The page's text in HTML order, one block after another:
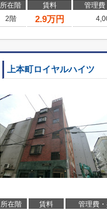
所在階 賃料 管理費
2階
2.9万円
上本町ロイヤルハイツ
所在階 賃料 管理費